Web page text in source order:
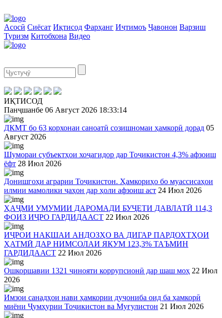
Асосӣ Сиёсат Иқтисод Фарҳанг Иҷтимоъ Ҷавонон Варзиш
Туризм Китобхона Видео
ИҚТИСОД
Панҷшанбе 06 Август 2026 18:33:14
ДКМТ бо 63 корхонаи саноатӣ созишномаи ҳамкорӣ дорад 05
Август 2026
Шумораи субъектҳои хоҷагидор дар Тоҷикистон 4,3% афзоиш
ёфт 28 Июл 2026
Донишгоҳи аграрии Тоҷикистон. Ҳамкориҳо бо муассисаҳои
илмии мамолики ҷаҳон дар ҳоли афзоиш аст 24 Июл 2026
ҲАҶМИ УМУМИИ ДАРОМАДИ БУҶЕТИ ДАВЛАТӢ 114,3
ФОИЗ ИҶРО ГАРДИДААСТ 22 Июл 2026
ИҶРОИ НАҚШАИ АНДОЗҲО ВА ДИГАР ПАРДОХТҲОИ
ҲАТМӢ ДАР НИМСОЛАИ ЯКУМ 123,3% ТАЪМИН
ГАРДИДААСТ 22 Июл 2026
Ошкоршавии 1321 ҷинояти коррупсионӣ дар шаш моҳ 22 Июл
2026
Имзои санадҳои нави ҳамкории дуҷониба оид ба ҳамкорӣ
миёни Ҷумҳурии Тоҷикистон ва Муғулистон 21 Июл 2026